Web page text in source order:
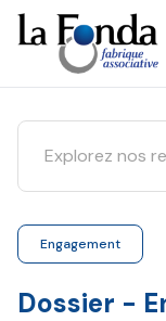
Aller
au
contenu
principal
Engagement
Dossier -